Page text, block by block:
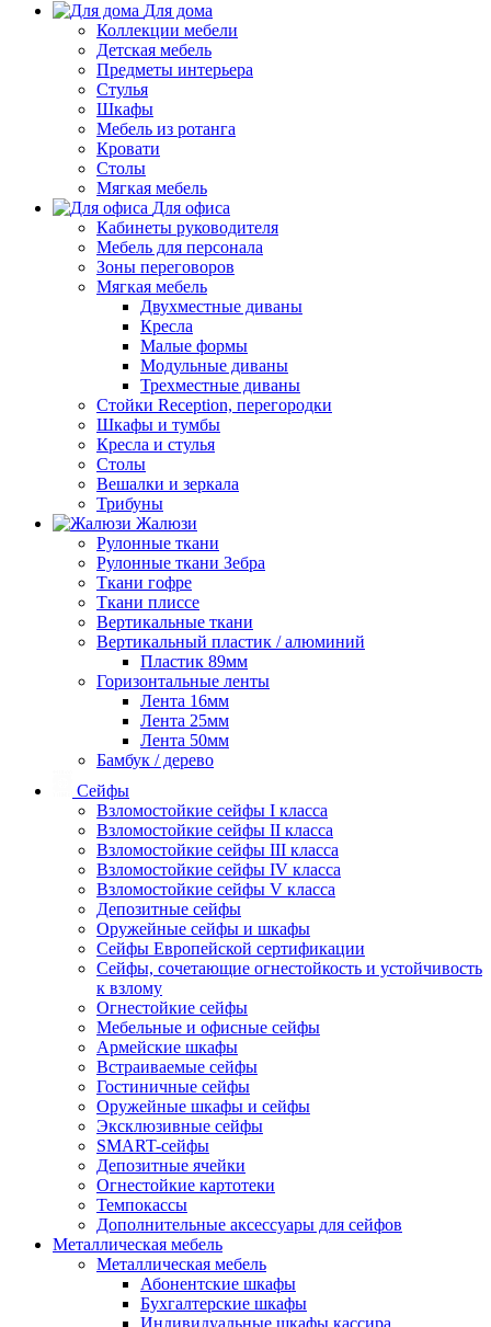
Для дома
Коллекции мебели
Детская мебель
Предметы интерьера
Стулья
Шкафы
Мебель из ротанга
Кровати
Столы
Мягкая мебель
Для офиса
Кабинеты руководителя
Мебель для персонала
Зоны переговоров
Мягкая мебель
Двухместные диваны
Кресла
Малые формы
Модульные диваны
Трехместные диваны
Стойки Reception, перегородки
Шкафы и тумбы
Кресла и стулья
Столы
Вешалки и зеркала
Трибуны
Жалюзи
Рулонные ткани
Рулонные ткани Зебра
Ткани гофре
Ткани плиссе
Вертикальные ткани
Вертикальный пластик / алюминий
Пластик 89мм
Горизонтальные ленты
Лента 16мм
Лента 25мм
Лента 50мм
Бамбук / дерево
Сейфы
Взломостойкие сейфы I класса
Взломостойкие сейфы II класса
Взломостойкие сейфы III класса
Взломостойкие сейфы IV класса
Взломостойкие сейфы V класса
Депозитные сейфы
Оружейные сейфы и шкафы
Сейфы Европейской сертификации
Сейфы, сочетающие огнестойкость и устойчивость
к взлому
Огнестойкие сейфы
Мебельные и офисные сейфы
Армейские шкафы
Встраиваемые сейфы
Гостиничные сейфы
Оружейные шкафы и сейфы
Эксклюзивные сейфы
SMART-сейфы
Депозитные ячейки
Огнестойкие картотеки
Темпокассы
Дополнительные аксессуары для сейфов
Металлическая мебель
Металлическая мебель
Абонентские шкафы
Бухгалтерские шкафы
Индивидуальные шкафы кассира